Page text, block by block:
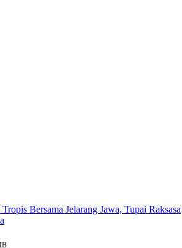
Bersama Jelarang Jawa, Tupai Raksasa